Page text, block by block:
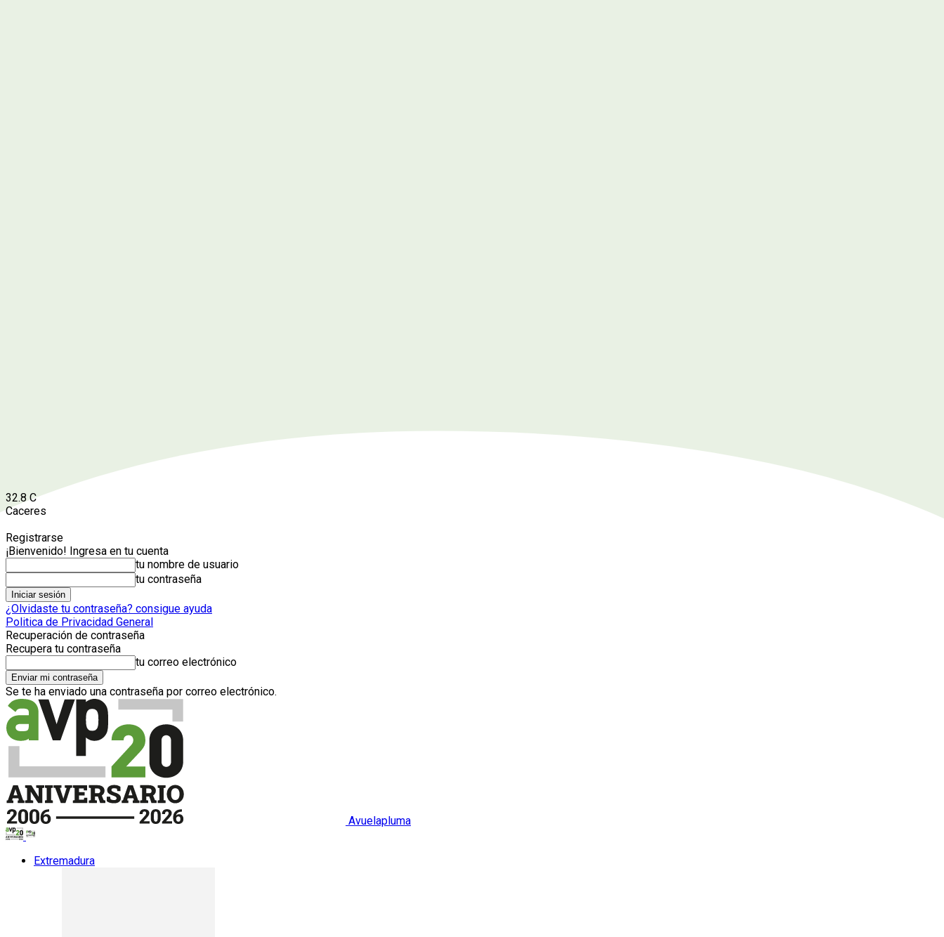
32.8 C
Caceres
Registrarse
¡Bienvenido! Ingresa en tu cuenta
tu nombre de usuario
tu contraseña
¿Olvidaste tu contraseña? consigue ayuda
Politica de Privacidad General
Recuperación de contraseña
Recupera tu contraseña
tu correo electrónico
Se te ha enviado una contraseña por correo electrónico.
Avuelapluma
Extremadura